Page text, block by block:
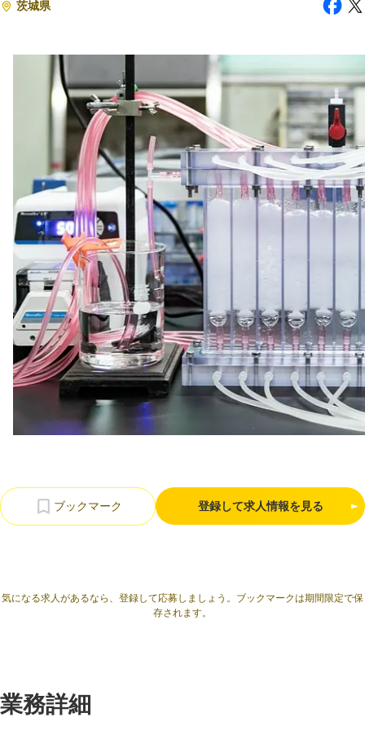
イベント・セミナー
CEOインタビュー
転職
大学発スタートアップ
導入事例
お問い合わせ
法人向け資料ダウンロード
/採用検討企業様へ
利用規約プライバシーポリシー採用情報会社概要採用検討企業様へ
パートナーの方へ
茨城県
登録して求人情報を見る
気になる求人があるなら、登録して応募しましょう。ブックマークは期間限定で保
存されます。
業務詳細